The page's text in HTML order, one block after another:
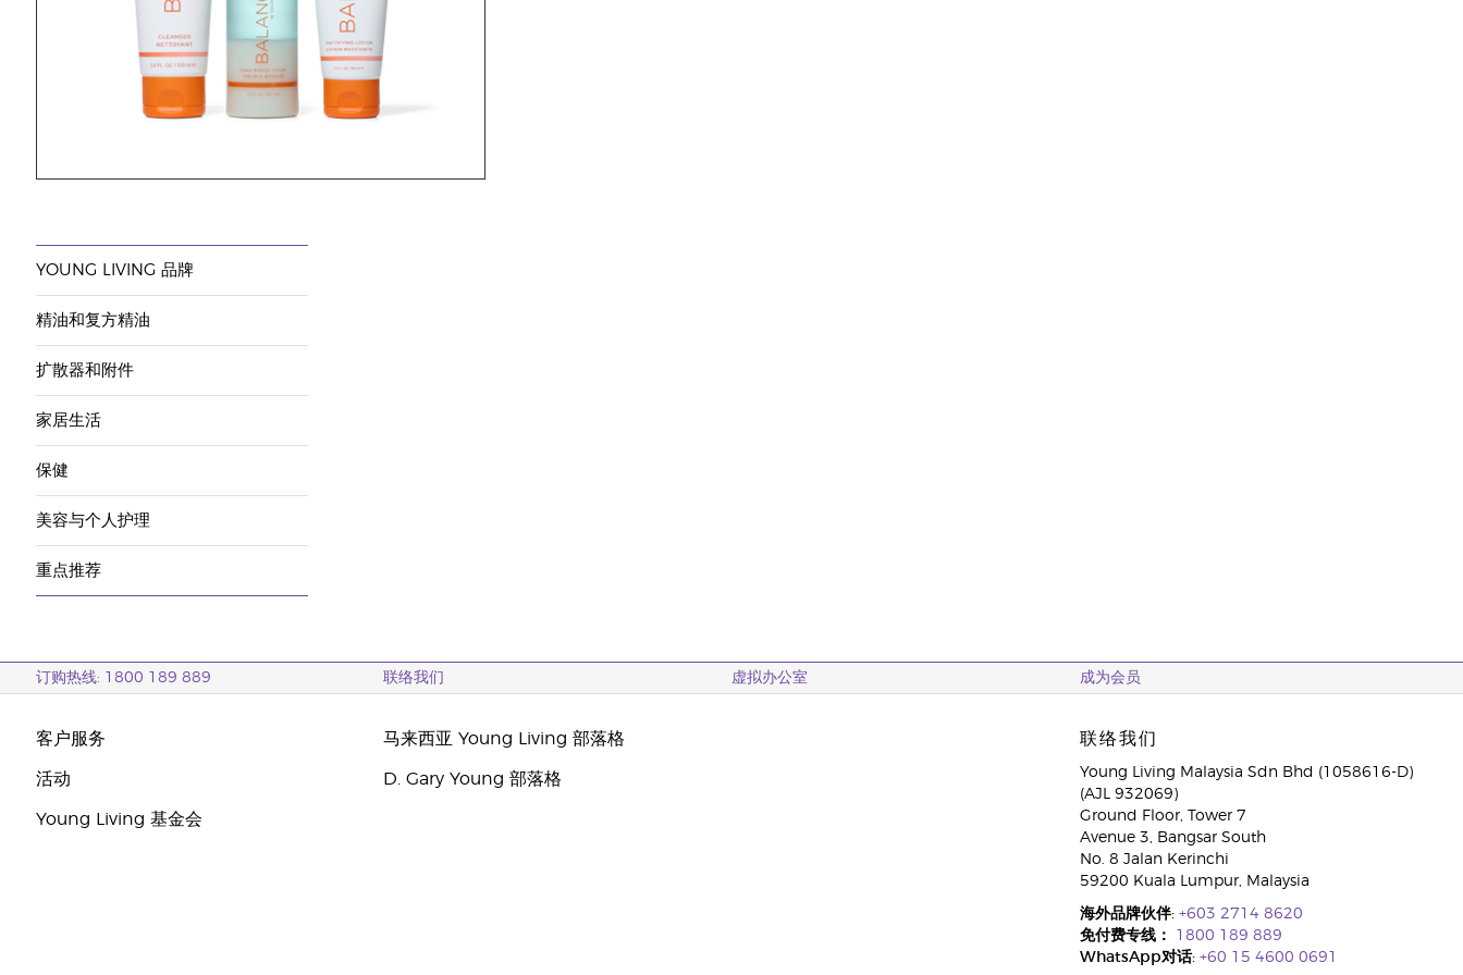
YOUNG LIVING 品牌
精油和复方精油
扩散器和附件
家居生活
保健
美容与个人护理
重点推荐
订购热线: 1800 189 889 联络我们 虚拟办公室 成为会员
客户服务
活动
Young Living 基金会
马来西亚 Young Living 部落格
D. Gary Young 部落格
联络我们
Young Living Malaysia Sdn Bhd (1058616-D)
(AJL 932069)
Ground Floor, Tower 7
Avenue 3, Bangsar South
No. 8 Jalan Kerinchi
59200 Kuala Lumpur, Malaysia
海外品牌伙伴: +603 2714 8620
免付费专线：
1800 189 889
WhatsApp对话: +60 15 4600 0691